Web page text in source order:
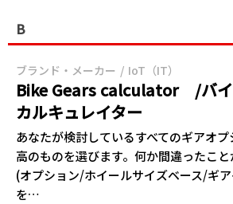
B
ブランド・メーカー IoT（IT）
Bike Gears calculator /バ
カルキュレイター
あなたが検討しているすべての‎‎ギアオ
高のものを選びます。何か間違ったこ
(オプション/ホイールサイズベース/‎‎ギ
を…